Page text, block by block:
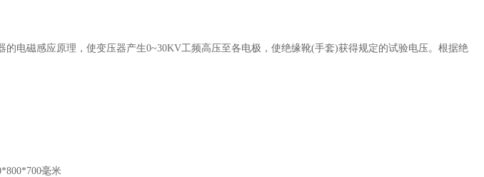
电磁感应原理，使变压器产生0~30KV工频高压至各电极，使绝缘靴(手套)获得规定的试验电压。根据绝
毫米